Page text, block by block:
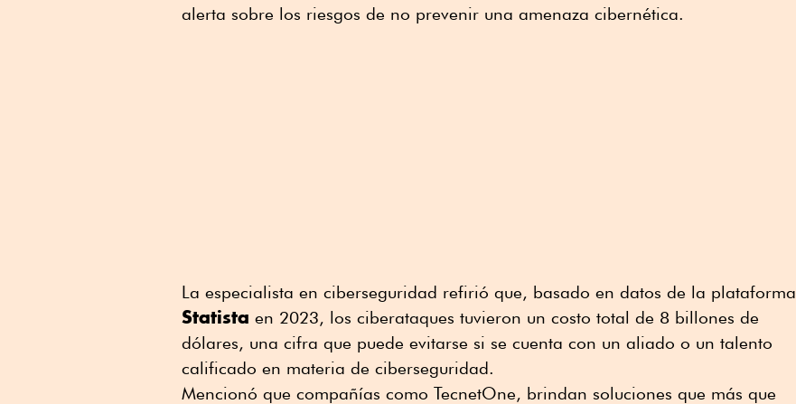
alerta sobre los riesgos de no prevenir una amenaza cibernética.
La especialista en ciberseguridad refirió que, basado en datos de la plataforma
Statista en 2023, los ciberataques tuvieron un costo total de 8 billones de
dólares, una cifra que puede evitarse si se cuenta con un aliado o un talento
calificado en materia de ciberseguridad.
Mencionó que compañías como TecnetOne, brindan soluciones que más que